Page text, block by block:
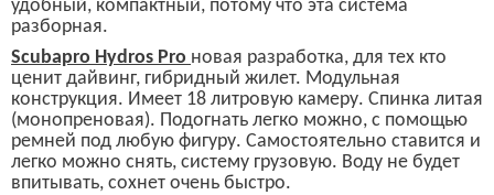
удобный, компактный, потому что эта система
разборная.
Scubapro Hydros Pro новая разработка, для тех кто
ценит дайвинг, гибридный жилет. Модульная
конструкция. Имеет 18 литровую камеру. Спинка литая
(монопреновая). Подогнать легко можно, с помощью
ремней под любую фигуру. Самостоятельно ставится и
легко можно снять, систему грузовую. Воду не будет
впитывать, сохнет очень быстро.